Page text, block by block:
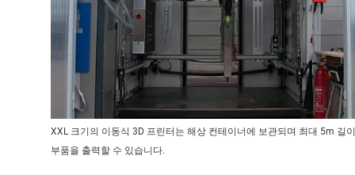
XXL 크기의 이동식 3D 프린터는 해상 컨테이너에 보관되며 최대 5m 길
부품을 출력할 수 있습니다.